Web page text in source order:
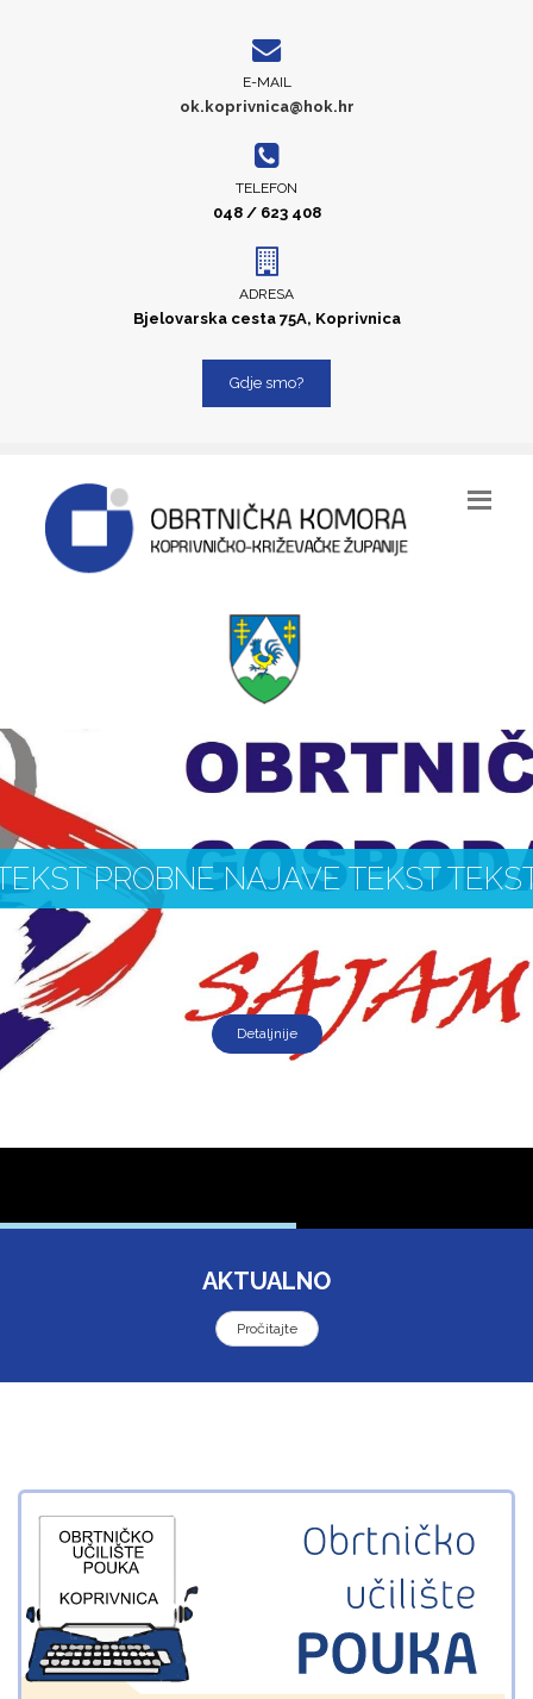
E-MAIL
ok.koprivnica@hok.hr
TELEFON
048 / 623 408
ADRESA
Bjelovarska cesta 75A, Koprivnica
Gdje smo?
PROBNE NAJAVE TEKST
Detaljnije
AKTUALNO
Pročitajte